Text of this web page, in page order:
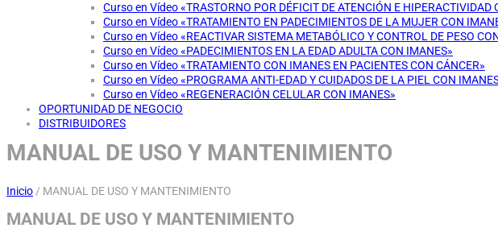
Curso en Vídeo «TRASTORNO POR DÉFICIT DE ATENCIÓN E HIPERACTIVIDAD
Curso en Vídeo «TRATAMIENTO EN PADECIMIENTOS DE LA MUJER CON
Curso en Vídeo «REACTIVAR SISTEMA METABÓLICO Y CONTROL DE PESO
Curso en Vídeo «PADECIMIENTOS EN LA EDAD ADULTA CON IMANES»
Curso en Vídeo «TRATAMIENTO CON IMANES EN PACIENTES CON CÁNCER»
Curso en Vídeo «PROGRAMA ANTI-EDAD Y CUIDADOS DE LA PIEL CON
Curso en Vídeo «REGENERACIÓN CELULAR CON IMANES»
OPORTUNIDAD DE NEGOCIO
DISTRIBUIDORES
MANUAL DE USO Y MANTENIMIENTO
Inicio / MANUAL DE USO Y MANTENIMIENTO
MANUAL DE USO Y MANTENIMIENTO